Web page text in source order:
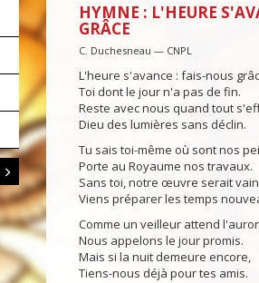
HYMNE : L'HEURE
GRÂCE
C. Duchesneau — CNPL
L'heure s'avance : fais-nous
Toi dont le jour n'a pas de fin.
Reste avec nous quand tout
Dieu des lumières sans déclin.
Tu sais toi-même où sont nos
Porte au Royaume nos travaux.
Sans toi, notre œuvre serait
Viens préparer les temps
Comme un veilleur attend
Nous appelons le jour promis.
Mais si la nuit demeure encore,
Tiens-nous déjà pour tes amis.